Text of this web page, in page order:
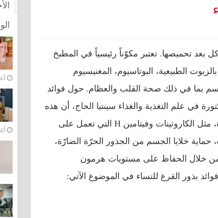
بعد تحميصها. تعتبر مكوّناً رئيسياً في المطبخ
الطبيعية، البوتاسيوم، المغنيسيوم
بما في ذلك صحة القلب والعظام. حول فوائد
في علم التغذية والغذاء سينتيا الحاج، أن هذه
البذور تحتوي على مضادات الأكسدة، مثل الكاروتينات وفيتامين H التي تعمل على
حماية خلايا الجسم من الجذور الحرّة الضارّة،
خلال الحفاظ على مستويات هرمون
بذور القرع للنساء في الموضوع الآتي: